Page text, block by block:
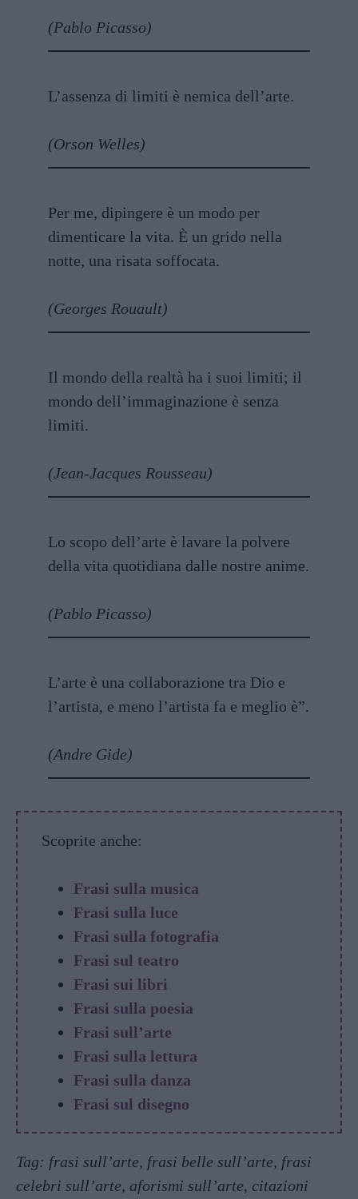
(Pablo Picasso)
L’assenza di limiti è nemica dell’arte.
(Orson Welles)
Per me, dipingere è un modo per
dimenticare la vita. È un grido nella
notte, una risata soffocata.
(Georges Rouault)
Il mondo della realtà ha i suoi limiti; il
mondo dell’immaginazione è senza
limiti.
(Jean-Jacques Rousseau)
Lo scopo dell’arte è lavare la polvere
della vita quotidiana dalle nostre anime.
(Pablo Picasso)
L’arte è una collaborazione tra Dio e
l’artista, e meno l’artista fa e meglio è”.
(Andre Gide)
Scoprite anche:
Frasi sulla musica
Frasi sulla luce
Frasi sulla fotografia
Frasi sul teatro
Frasi sui libri
Frasi sulla poesia
Frasi sull’arte
Frasi sulla lettura
Frasi sulla danza
Frasi sul disegno
Tag: frasi sull’arte, frasi belle sull’arte, frasi
celebri sull’arte, aforismi sull’arte, citazioni